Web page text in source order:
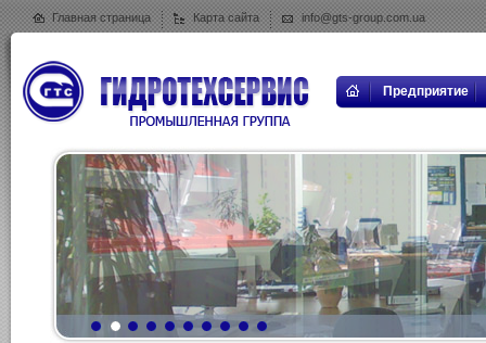
Главная страница Карта сайта info@gts-group.com.ua
Предприятие